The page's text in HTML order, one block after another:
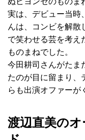
実は、デビュー当時
んは、コンビを解散
で笑わせる芸を考え
ものまねでした。
今田耕司さんがたま
たのが目に留まり、
らも出演オファーが
渡辺直美の